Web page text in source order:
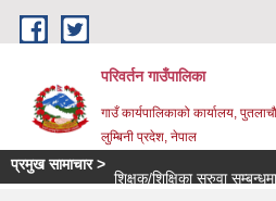
Skip to main content
परिवर्तन गाउँपालिका
गाउँ कार्यपालिकाको कार्यालय,
लुम्बिनी प्रदेश, नेपाल
प्रमुख सामाचार >
शिक्षक/शिक्षिका सरुवा सम्बन्धमा